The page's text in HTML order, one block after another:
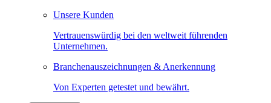
Unsere Kunden
Vertrauenswürdig bei den weltweit führenden
Unternehmen.
Branchenauszeichnungen & Anerkennung
Von Experten getestet und bewährt.